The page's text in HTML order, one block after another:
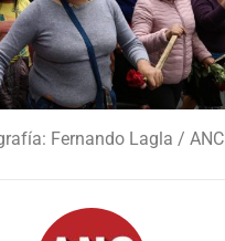
Fernando Lagla / ANC